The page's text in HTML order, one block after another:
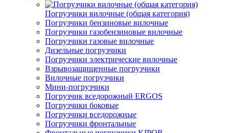
Погрузчики вилочные (общая категория)
Погрузчики бензиновые вилочные
Погрузчики газобензиновые вилочные
Погрузчики газовые вилочные
Дизельные погрузчики
Погрузчики электрические вилочные
Взрывозащищенные погрузчики
Вилочные погрузчики
Мини-погрузчики
Погрузчик вседорожный ERGOS
Погрузчики боковые
Погрузчики вседорожные
Погрузчики фронтальные